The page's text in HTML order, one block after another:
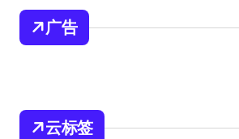
广告
云标签